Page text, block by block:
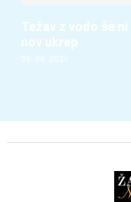
Težav z vodo še
nov ukrep
06. 08. 2026